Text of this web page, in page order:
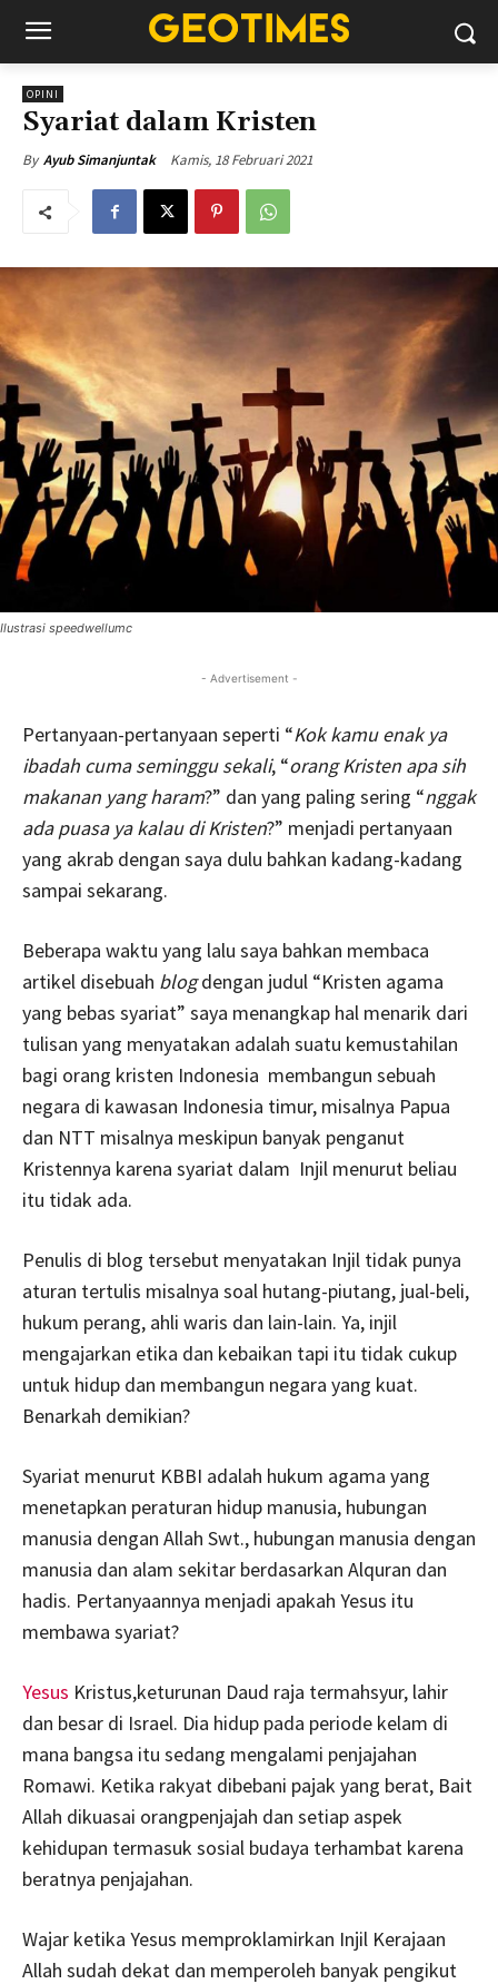
OPINI
Syariat dalam Kristen
By Ayub Simanjuntak Kamis, 18 Februari 2021
Ilustrasi speedwellumc
- Advertisement -
Pertanyaan-pertanyaan seperti “Kok kamu enak ya
ibadah cuma seminggu sekali, “orang Kristen apa sih
makanan yang haram?” dan yang paling sering “nggak
ada puasa ya kalau di Kristen?” menjadi pertanyaan
yang akrab dengan saya dulu bahkan kadang-kadang
sampai sekarang.
Beberapa waktu yang lalu saya bahkan membaca
artikel disebuah blogdengan judul “Kristen agama
yang bebas syariat” saya menangkap hal menarik dari
tulisan yang menyatakan adalah suatu kemustahilan
bagi orang kristen Indonesia membangun sebuah
negara di kawasan Indonesia timur, misalnya Papua
dan NTT misalnya meskipun banyak penganut
Kristennya karena syariat dalam Injil menurut beliau
itu tidak ada.
Penulis di blog tersebut menyatakan Injil tidak punya
aturan tertulis misalnya soal hutang-piutang, jual-beli,
hukum perang, ahli waris dan lain-lain. Ya, injil
mengajarkan etika dan kebaikan tapi itu tidak cukup
untuk hidup dan membangun negara yang kuat.
Benarkah demikian?
Syariat menurut KBBI adalah hukum agama yang
menetapkan peraturan hidup manusia, hubungan
manusia dengan Allah Swt., hubungan manusia dengan
manusia dan alam sekitar berdasarkan Alquran dan
hadis. Pertanyaannya menjadi apakah Yesus itu
membawa syariat?
Yesus Kristus,keturunan Daud raja termahsyur, lahir
dan besar di Israel. Dia hidup pada periode kelam di
mana bangsa itu sedang mengalami penjajahan
Romawi. Ketika rakyat dibebani pajak yang berat, Bait
Allah dikuasai orangpenjajah dan setiap aspek
kehidupan termasuk sosial budaya terhambat karena
beratnya penjajahan.
Wajar ketika Yesus memproklamirkan Injil Kerajaan
Allah sudah dekat dan memperoleh banyak pengikut